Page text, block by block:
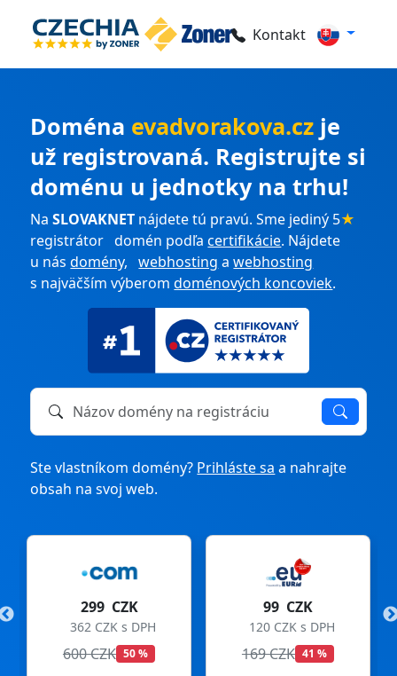
Kontakt
Doména evadvorakova.cz je
už registrovaná. Registrujte si
doménu u jednotky na trhu!
NaSLOVAKNET nájdete tú pravú. Sme jediný 5★
registrátor domén podľacertifikácie. Nájdete
u násdomény,webhosting awebhosting
s najväčším výberomdoménových koncoviek.
Názov domény na registráciu alebo prevod
Ste vlastníkom domény? Prihláste sa a nahrajte
obsah na svoj web.
299 CZK
362 CZK s DPH
600 CZK 50 %
99 CZK
120 CZK s DPH
169 CZK 41 %